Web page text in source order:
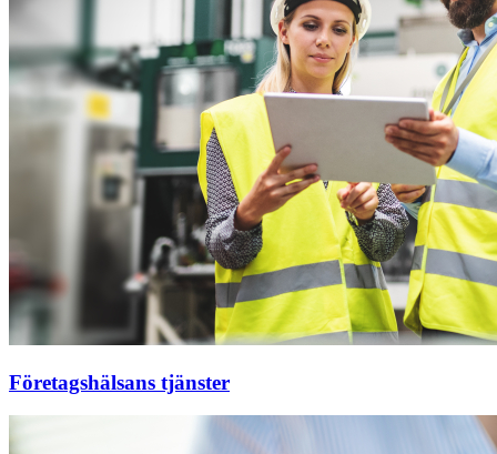
Företagshälsans tjänster